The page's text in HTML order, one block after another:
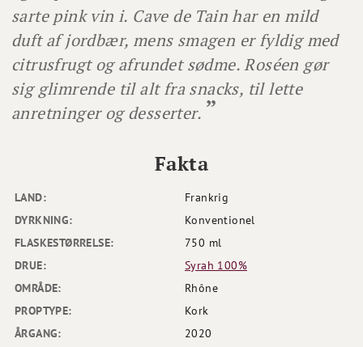
sarte pink vin i. Cave de Tain har en mild
duft af jordbær, mens smagen er fyldig med
citrusfrugt og afrundet sødme. Roséen gør
sig glimrende til alt fra snacks, til lette
anretninger og desserter.
LAND:
Frankrig
DYRKNING:
Konventionel
FLASKESTØRRELSE:
750 ml
DRUE:
Syrah 100%
OMRÅDE:
Rhône
PROPTYPE:
Kork
ÅRGANG:
2020
Fakta